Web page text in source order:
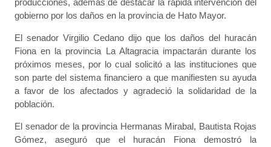
producciones, además de destacar la rápida intervención del
gobierno por los daños en la provincia de Hato Mayor.
El senador Virgilio Cedano dijo que los daños del huracán
Fiona en la provincia La Altagracia impactarán durante los
próximos meses, por lo cual solicitó a las instituciones que
son parte del sistema financiero a que manifiesten su ayuda
a favor de los afectados y agradeció la solidaridad de la
población.
El senador de la provincia Hermanas Mirabal, Bautista Rojas
Gómez, aseguró que el huracán Fiona demostró la